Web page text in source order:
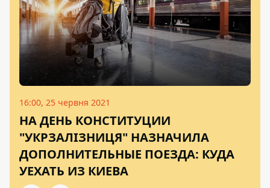
16:00, 25 червня 2021
НА ДЕНЬ КОНСТИТУЦИИ
"УКРЗАЛІЗНИЦЯ" НАЗНАЧИЛА
ДОПОЛНИТЕЛЬНЫЕ ПОЕЗДА: КУДА
УЕХАТЬ ИЗ КИЕВА